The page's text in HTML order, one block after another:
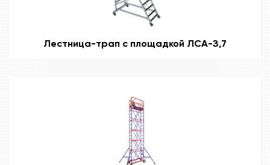
Лестница-трап с площадкой ЛСА-З,7